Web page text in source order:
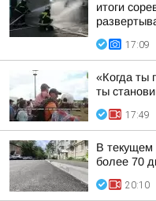
итоги
17:09
«Когда ты
ты
17:49
В текущем
более 70
20:10